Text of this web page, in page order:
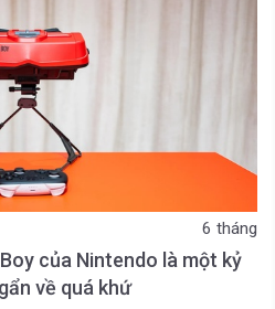
6 tháng
của Nintendo là một kỷ
về quá khứ